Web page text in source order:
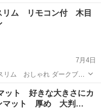
ルク 厚み
ットです。 ...
ト/マット/ラグ コルク
ム リモコン付 木目
7月4日
ム おしゃれ ダークブラ
調家電 円筒
ット 好きな大きさにカ
マット 厚め 大判…